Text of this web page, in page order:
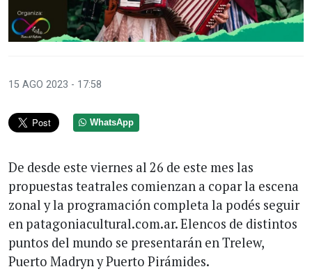
15 AGO 2023 - 17:58
WhatsApp
De desde este viernes al 26 de este mes las
propuestas teatrales comienzan a copar la escena
zonal y la programación completa la podés seguir
en patagoniacultural.com.ar. Elencos de distintos
puntos del mundo se presentarán en Trelew,
Puerto Madryn y Puerto Pirámides.